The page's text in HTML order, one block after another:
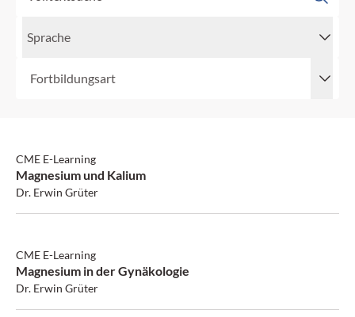
Sprache
CME E-Learning
Magnesium und Kalium
Dr. Erwin Grüter
SGAIM
CME E-Learning
Magnesium in der Gynäkologie
Dr. Erwin Grüter